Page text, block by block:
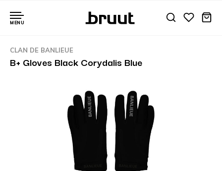
MENU
CLAN DE BANLIEUE
B+ Gloves Black Corydalis Blue